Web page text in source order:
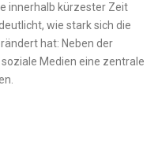
innerhalb kürzester Zeit
wie stark sich die
hat: Neben der
Medien eine zentrale